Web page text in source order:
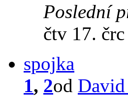
Poslední
čtv 17.
spojka
1, 2od